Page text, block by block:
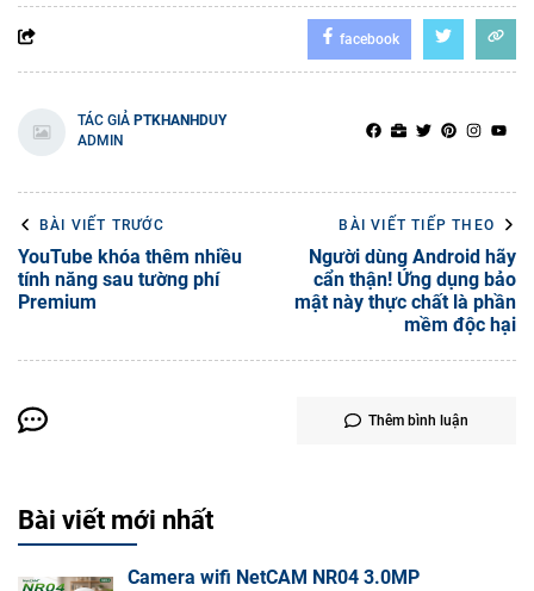
facebook
TÁC GIẢ PTKHANHDUY
ADMIN
BÀI VIẾT TRƯỚC
YouTube khóa thêm nhiều
tính năng sau tường phí
Premium
BÀI VIẾT TIẾP THEO
Người dùng Android hãy
cẩn thận! Ứng dụng bảo
mật này thực chất là phần
mềm độc hại
Thêm bình luận
Bài viết mới nhất
Camera wifi NetCAM NR04 3.0MP